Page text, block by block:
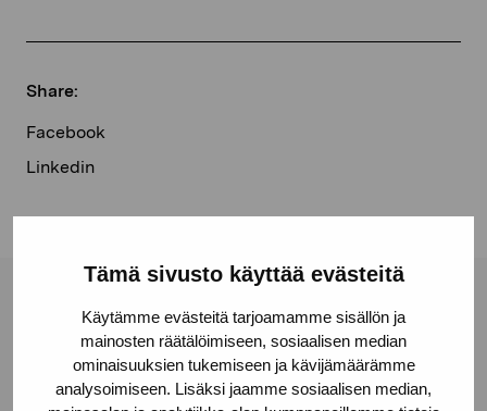
Tämä sivusto käyttää evästeitä
Käytämme evästeitä tarjoamamme sisällön ja
mainosten räätälöimiseen, sosiaalisen median
ominaisuuksien tukemiseen ja kävijämäärämme
analysoimiseen. Lisäksi jaamme sosiaalisen median,
Share:
Facebook
Linkedin
Pro Artibus Foundation
Gustav Wasas gata 11